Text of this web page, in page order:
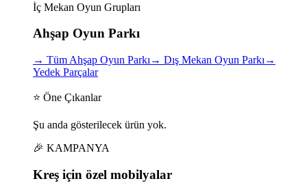
İç Mekan Oyun Grupları
Ahşap Oyun Parkı
→ Tüm Ahşap Oyun Parkı → Dış Mekan Oyun Parkı →
Yedek Parçalar
⭐ Öne Çıkanlar
Şu anda gösterilecek ürün yok.
🎉 KAMPANYA
Kreş için özel mobilyalar